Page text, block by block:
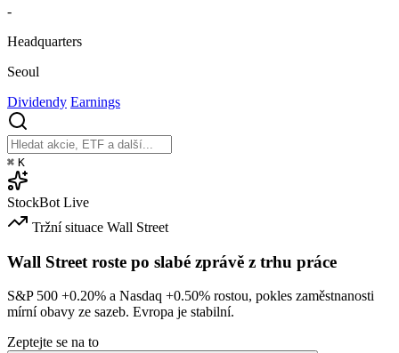
-
Headquarters
Seoul
Dividendy Earnings
⌘ K
StockBot Live
Tržní situace Wall Street
Wall Street roste po slabé zprávě z trhu práce
S&P 500 +0.20% a Nasdaq +0.50% rostou, pokles zaměstnanosti
mírní obavy ze sazeb. Evropa je stabilní.
Zeptejte se na to